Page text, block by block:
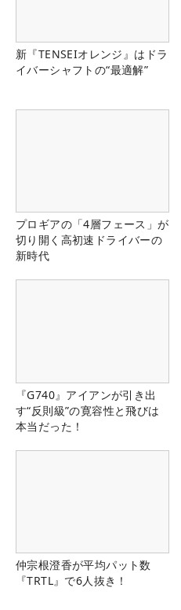
新『TENSEIオレンジ』はドラ
イバーシャフトの“最適解”
プロギアの「4層フェース」が
切り開く高初速ドライバーの
新時代
『G740』アイアンが引き出
す“反則級”の寛容性と飛びは
本当だった！
仲宗根澄香が平均パット数
『TRTL』で6人抜き！